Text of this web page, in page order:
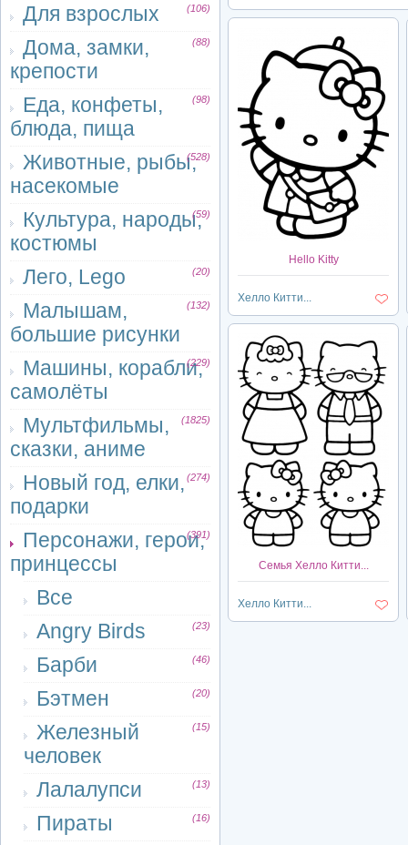
Для взрослых (106)
Дома, замки,
крепости
(88)
Еда, конфеты,
блюда, пища
(98)
Животные, рыбы,
насекомые
(528)
Культура, народы,
костюмы
(59)
Лего, Lego (20)
Малышам,
большие рисунки
(132)
Машины, корабли,
самолёты
(229)
Мультфильмы,
сказки, аниме
(1825)
Новый год, елки,
подарки
(274)
Персонажи, герои,
принцессы
(391)
Все
Angry Birds
(23)
Барби (46)
Бэтмен (20)
Железный
человек
(15)
Лалалупси (13)
Пираты (16)
Hello Kitty
Хелло Китти...
Семья Хелло Китти...
Хелло Китти...